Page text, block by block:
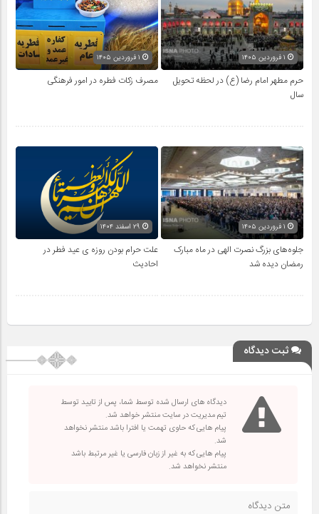
حرم مطهر امام رضا (ع) در لحظه تحویل
سال
مصرف زکات فطره در امور فرهنگی
جلوه‌های بزرگ نصرت الهی در ماه مبارک
رمضان دیده شد
علت حرام بودن روزه ی عید فطر در
احادیث
ثبت دیدگاه
دیدگاه های ارسال شده توسط شما، پس از تایید توسط
تیم مدیریت در سایت منتشر خواهد شد.
پیام هایی که حاوی تهمت یا افترا باشد منتشر نخواهد
شد.
پیام هایی که به غیر از زبان فارسی یا غیر مرتبط باشد
منتشر نخواهد شد.